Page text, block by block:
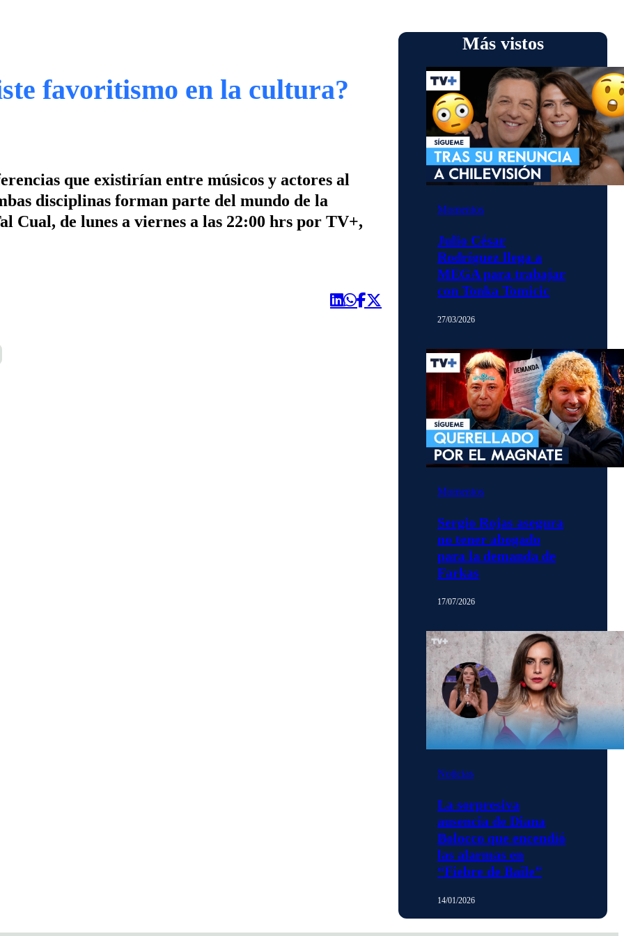
favoritismo en la cultura?
que existirían entre músicos y actores al
disciplinas forman parte del mundo de la
Cual, de lunes a viernes a las 22:00 hrs por TV+,
Más vistos
Momentos
Julio César
Rodríguez llega a
MEGA para trabajar
con Tonka Tomicic
27/03/2026
Momentos
Sergio Rojas asegura
no tener abogado
para la demanda de
Farkas
17/07/2026
Noticias
La sorpresiva
ausencia de Diana
Bolocco que encendió
las alarmas en
“Fiebre de Baile”
14/01/2026